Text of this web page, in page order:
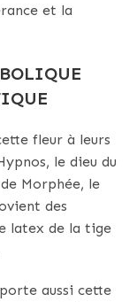
et la
fleur à leurs
le dieu du
Morphée, le
des
latex de la tige
aussi cette